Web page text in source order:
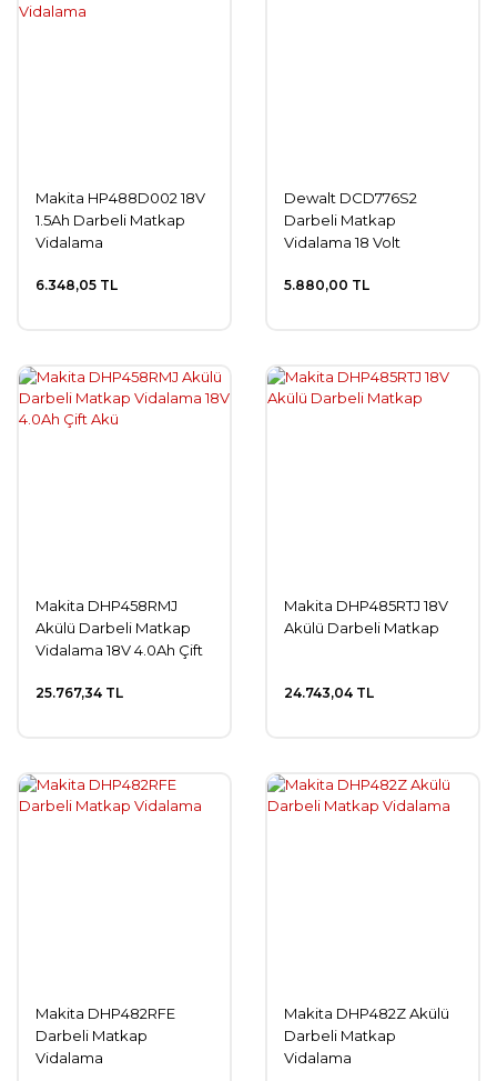
Makita HP488D002 18V
1.5Ah Darbeli Matkap
Vidalama
6.348,05 TL
Dewalt DCD776S2
Darbeli Matkap
Vidalama 18 Volt
5.880,00 TL
Makita DHP458RMJ
Akülü Darbeli Matkap
Vidalama 18V 4.0Ah Çift
25.767,34 TL
Makita DHP485RTJ 18V
Akülü Darbeli Matkap
24.743,04 TL
Makita DHP482RFE
Darbeli Matkap
Vidalama
Makita DHP482Z Akülü
Darbeli Matkap
Vidalama